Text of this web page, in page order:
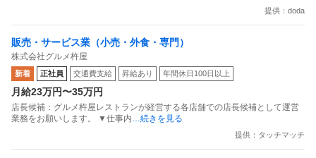
提供：doda
販売・サービス業（小売・外食・専門）
株式会社グルメ杵屋
新着 正社員 交通費支給 昇給あり 年間休日100日以上
月給23万円〜35万円
店長候補：グルメ杵屋レストランが経営する各店舗での店長候補として運営
業務をお願いします。 ▼仕事内 …続きを見る
提供：タッチマッチ